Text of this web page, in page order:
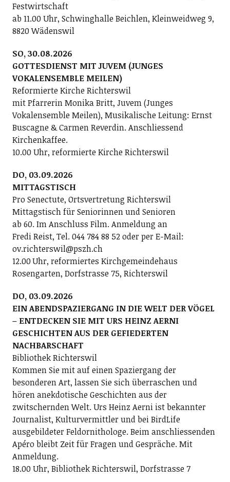
Festwirtschaft
ab 11.00 Uhr, Schwinghalle Beichlen, Kleinweidweg 9,
8820 Wädenswil
SO, 30.08.2026
GOTTESDIENST MIT JUVEM (JUNGES
VOKALENSEMBLE MEILEN)
Reformierte Kirche Richterswil
mit Pfarrerin Monika Britt, Juvem (Junges
Vokalensemble Meilen), Musikalische Leitung: Ernst
Buscagne & Carmen Reverdin. Anschliessend
Kirchenkaffee.
10.00 Uhr, reformierte Kirche Richterswil
DO, 03.09.2026
MITTAGSTISCH
Pro Senectute, Ortsvertretung Richterswil
Mittagstisch für Seniorinnen und Senioren
ab 60. Im Anschluss Film. Anmeldung an
Fredi Reist, Tel. 044 784 88 52 oder per E-Mail:
ov.richterswil@pszh.ch
12.00 Uhr, reformiertes Kirchgemeindehaus
Rosengarten, Dorfstrasse 75, Richterswil
DO, 03.09.2026
EIN ABENDSPAZIERGANG IN DIE WELT DER VÖGEL
– ENTDECKEN SIE MIT URS HEINZ AERNI
GESCHICHTEN AUS DER GEFIEDERTEN
NACHBARSCHAFT
Bibliothek Richterswil
Kommen Sie mit auf einen Spaziergang der
besonderen Art, lassen Sie sich überraschen und
hören anekdotische Geschichten aus der
zwitschernden Welt. Urs Heinz Aerni ist bekannter
Journalist, Kulturvermittler und bei BirdLife
ausgebildeter Feldornithologe. Beim anschliessenden
Apéro bleibt Zeit für Fragen und Gespräche. Mit
Anmeldung.
18.00 Uhr, Bibliothek Richterswil, Dorfstrasse 7